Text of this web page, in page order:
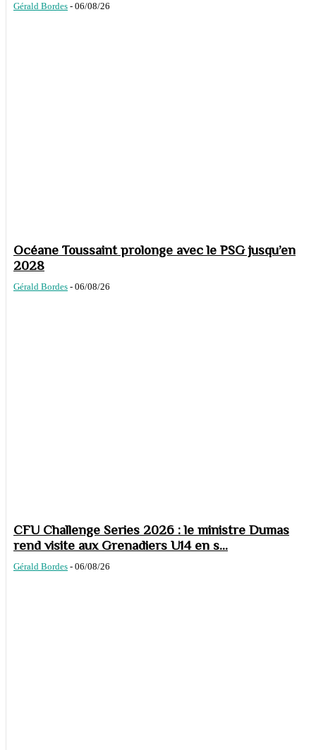
Gérald Bordes - 06/08/26
Océane Toussaint prolonge avec le PSG jusqu’en
2028
Gérald Bordes - 06/08/26
CFU Challenge Series 2026 : le ministre Dumas
rend visite aux Grenadiers U14 en s...
Gérald Bordes - 06/08/26